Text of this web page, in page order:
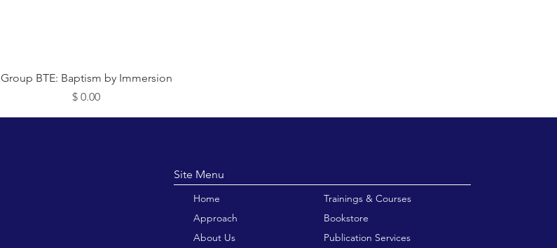
תצוגה מהירה
Group BTE: Baptism by Immersion
מחיר
Site Menu
Home
Approach
About Us
Trainings & Courses
Bookstore
Publication Services